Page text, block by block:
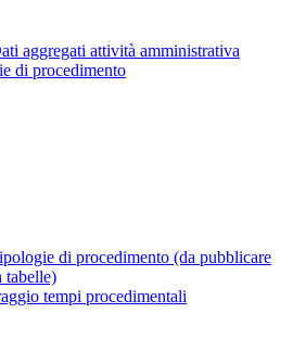
aggregati attività amministrativa
di procedimento
di procedimento (da pubblicare
tabelle)
tempi procedimentali